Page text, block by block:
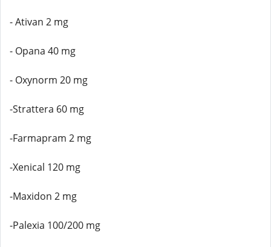
- Ativan 2 mg
- Opana 40 mg
- Oxynorm 20 mg
-Strattera 60 mg
-Farmapram 2 mg
-Xenical 120 mg
-Maxidon 2 mg
-Palexia 100/200 mg